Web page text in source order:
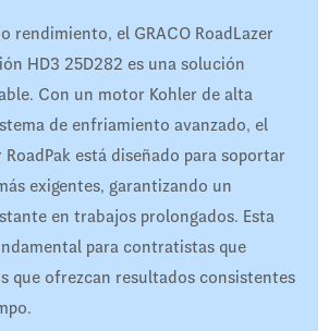
rendimiento, el GRACO RoadLazer
HD3 25D282 es una solución
Con un motor Kohler de alta
de enfriamiento avanzado, el
RoadPak está diseñado para soportar
exigentes, garantizando un
en trabajos prolongados. Esta
para contratistas que
que ofrezcan resultados consistentes